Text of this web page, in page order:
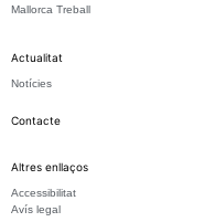
Mallorca Treball
Actualitat
Notícies
Contacte
Altres enllaços
Accessibilitat
Avís legal